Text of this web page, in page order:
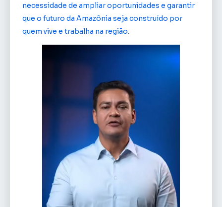
necessidade de ampliar oportunidades e garantir
que o futuro da Amazônia seja construído por
quem vive e trabalha na região.